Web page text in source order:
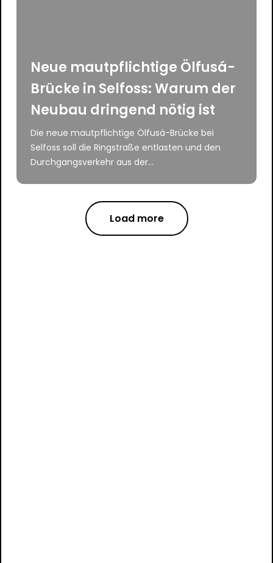
Neue mautpflichtige Ölfusá-
Brücke in Selfoss: Warum der
Neubau dringend nötig ist
Die neue mautpflichtige Ölfusá-Brücke bei
Selfoss soll die Ringstraße entlasten und den
Durchgangsverkehr aus der...
Load more